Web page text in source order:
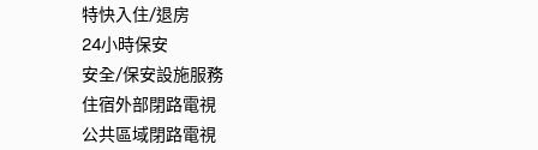
特快入住/退房
24小時保安
安全/保安設施服務
住宿外部閉路電視
公共區域閉路電視